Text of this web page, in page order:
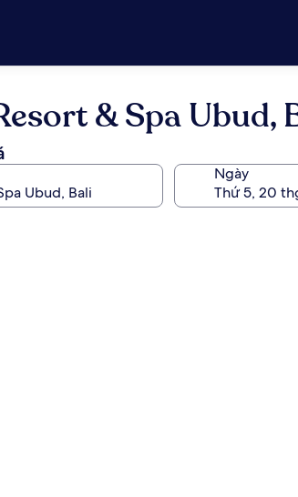
& Spa Ubud,
Ngày